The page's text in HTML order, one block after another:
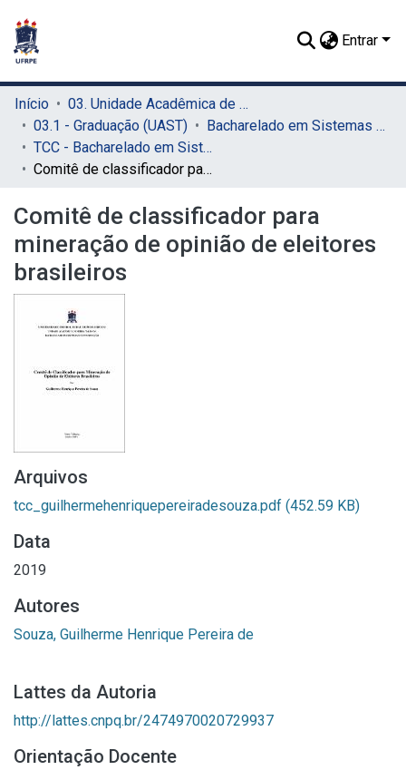
Entrar
Início
03. Unidade Acadêmica de Serra Talhada (UAST)
03.1 - Graduação (UAST)
Bacharelado em Sistemas de Informação (UAST)
TCC - Bacharelado em Sistemas de Informação (UAST)
Comitê de classificador para mineração de opinião de eleitores brasileiros
Comitê de classificador para
mineração de opinião de eleitores
brasileiros
Arquivos
tcc_guilhermehenriquepereiradesouza.pdf (452.59 KB)
Data
2019
Autores
Souza, Guilherme Henrique Pereira de
Lattes da Autoria
http://lattes.cnpq.br/2474970020729937
Orientação Docente